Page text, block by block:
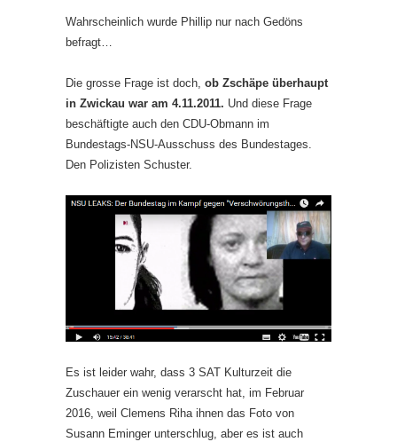
Wahrscheinlich wurde Phillip nur nach Gedöns
befragt…
Die grosse Frage ist doch, ob Zschäpe überhaupt
in Zwickau war am 4.11.2011. Und diese Frage
beschäftigte auch den CDU-Obmann im
Bundestags-NSU-Ausschuss des Bundestages.
Den Polizisten Schuster.
Es ist leider wahr, dass 3 SAT Kulturzeit die
Zuschauer ein wenig verarscht hat, im Februar
2016, weil Clemens Riha ihnen das Foto von
Susann Eminger unterschlug, aber es ist auch